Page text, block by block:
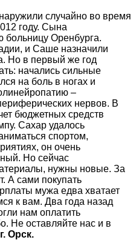
случайно во время
году. Сына
больницу Оренбурга.
и Саше назначили
Но в первый же год
начались сильные
на боль в ногах и
–
нервов. В
бюджетных средств
Сахар удалось
спортом,
он очень
Но сейчас
нужны новые. За
А сами покупать
мужа едва хватает
к вам. Два года назад
нам оплатить
Не оставляйте нас и в
Орск.